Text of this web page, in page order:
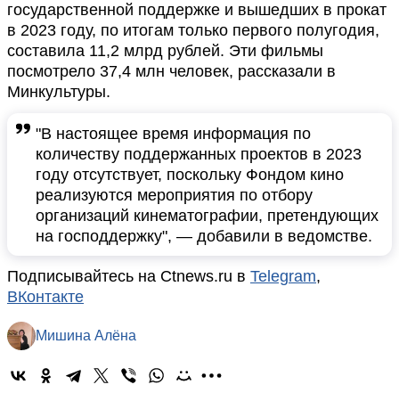
государственной поддержке и вышедших в прокат
в 2023 году, по итогам только первого полугодия,
составила 11,2 млрд рублей. Эти фильмы
посмотрело 37,4 млн человек, рассказали в
Минкультуры.
"В настоящее время информация по
количеству поддержанных проектов в 2023
году отсутствует, поскольку Фондом кино
реализуются мероприятия по отбору
организаций кинематографии, претендующих
на господдержку", — добавили в ведомстве.
Подписывайтесь на Ctnews.ru в Telegram,
ВКонтакте
Мишина Алёна